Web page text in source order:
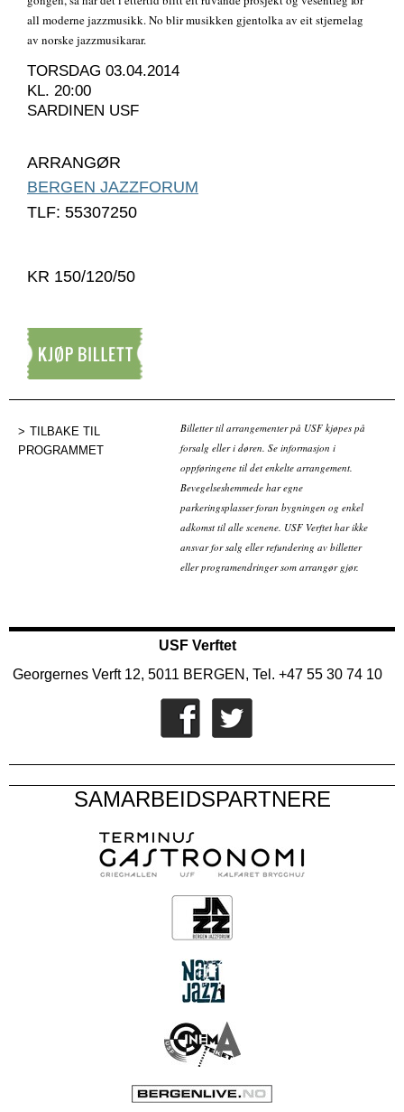
all moderne jazzmusikk. No blir musikken gjentolka av eit stjernelag
av norske jazzmusikarar.
TORSDAG 03.04.2014
KL. 20:00
SARDINEN USF
ARRANGØR
BERGEN JAZZFORUM
TLF: 55307250
KR 150/120/50
TILBAKE TIL
PROGRAMMET
Billetter til arrangementer på USF kjøpes på
forsalg eller i døren. Se informasjon i
oppføringene til det enkelte arrangement.
Bevegelseshemmede har egne
parkeringsplasser foran bygningen og enkel
adkomst til alle scenene. USF Verftet har ikke
ansvar for salg eller refundering av billetter
eller programendringer som arrangør gjør.
USF Verftet
Georgernes Verft 12, 5011 BERGEN, Tel. +47 55 30 74 10
SAMARBEIDSPARTNERE